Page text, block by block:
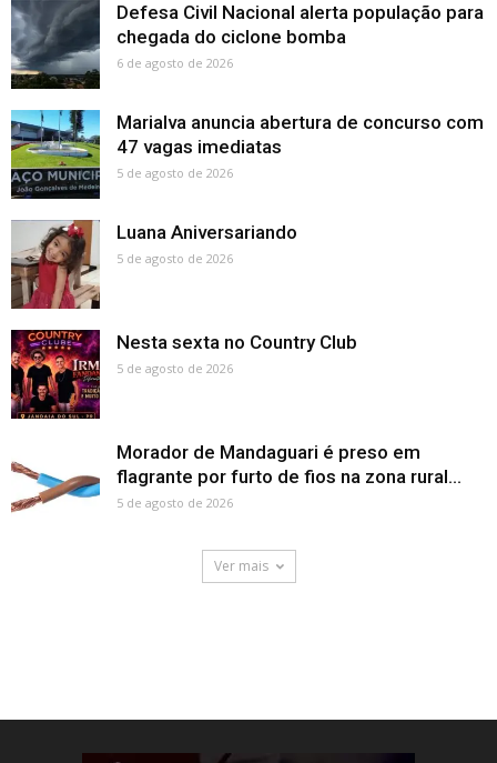
Defesa Civil Nacional alerta população para
chegada do ciclone bomba
6 de agosto de 2026
Marialva anuncia abertura de concurso com
47 vagas imediatas
5 de agosto de 2026
Luana Aniversariando
5 de agosto de 2026
Nesta sexta no Country Club
5 de agosto de 2026
Morador de Mandaguari é preso em
flagrante por furto de fios na zona rural...
5 de agosto de 2026
Ver mais